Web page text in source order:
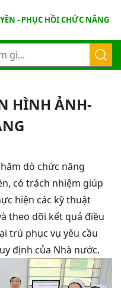
- PHỤC HỒI CHỨC NĂNG
HÌNH ẢNH-
dò chức năng
có trách nhiệm giúp
hiện các kỹ thuật
theo dõi kết quả điều
trú phục vụ yêu cầu
định của Nhà nước.